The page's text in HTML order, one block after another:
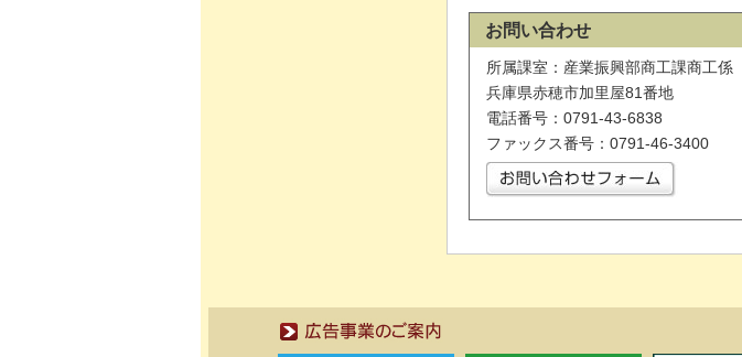
お問い合わせ
所属課室：産業振興部商工課商工係
兵庫県赤穂市加里屋81番地
電話番号：0791-43-6838
ファックス番号：0791-46-3400
広告事業のご案内